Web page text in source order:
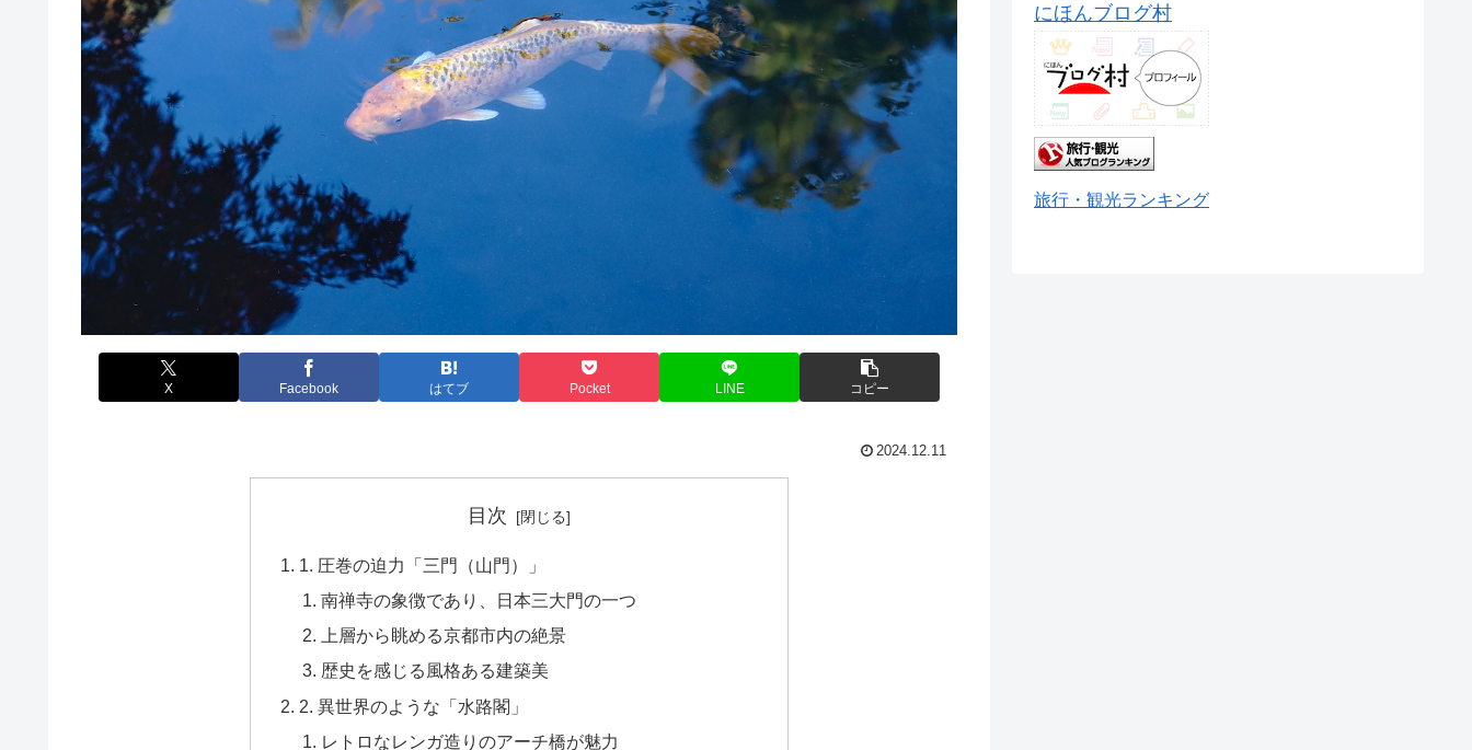
X Facebook はてブ Pocket LINE コピー
2024.12.11
目次
1. 圧巻の迫力「三門（山門）」
南禅寺の象徴であり、日本三大門の一つ
上層から眺める京都市内の絶景
歴史を感じる風格ある建築美
2. 異世界のような「水路閣」
レトロなレンガ造りのアーチ橋が魅力
にほんブログ村
旅行・観光ランキング